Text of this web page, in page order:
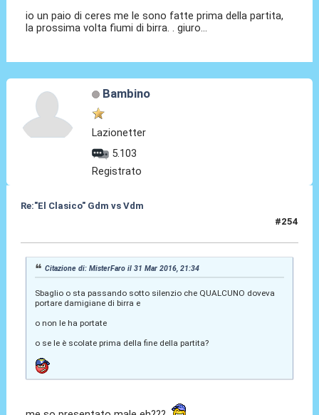
io un paio di ceres me le sono fatte prima della partita,
la prossima volta fiumi di birra. . giuro...
Bambino
Lazionetter
5.103
Registrato
Re:"El Clasico" Gdm vs Vdm
#254
Citazione di: MisterFaro il 31 Mar 2016, 21:34
Sbaglio o sta passando sotto silenzio che QUALCUNO doveva
portare damigiane di birra e
o non le ha portate
o se le è scolate prima della fine della partita?